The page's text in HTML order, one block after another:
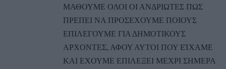
ΜΑΘΟΥΜΕ ΟΛΟΙ ΟΙ ΑΝΔΡΙΩΤΕΣ ΠΩΣ
ΠΡΕΠΕΙ ΝΑ ΠΡΟΣΕΧΟΥΜΕ ΠΟΙΟΥΣ
ΕΠΙΛΕΓΟΥΜΕ ΓΙΑ ΔΗΜΟΤΙΚΟΥΣ
ΑΡΧΟΝΤΕΣ, ΑΦΟΥ ΑΥΤΟΙ ΠΟΥ ΕΊΧΑΜΕ
ΚΑΙ ΕΧΟΥΜΕ ΕΠΙΛΕΞΕΙ ΜΕΧΡΙ ΣΗΜΕΡΑ